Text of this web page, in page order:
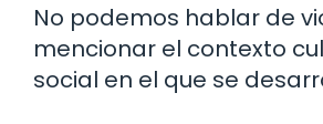
No podemos hablar de
mencionar el contexto
social en el que se